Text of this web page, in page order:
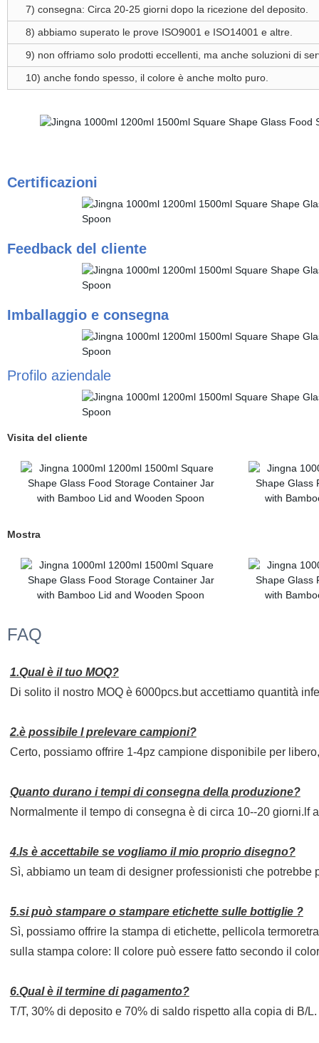
7) consegna: Circa 20-25 giorni dopo la ricezione del deposito.
8) abbiamo superato le prove ISO9001 e ISO14001 e altre.
9) non offriamo solo prodotti eccellenti, ma anche soluzioni di
10) anche fondo spesso, il colore è anche molto puro.
Certificazioni
Feedback del cliente
Imballaggio e consegna
Profilo aziendale
Visita del cliente
Mostra
FAQ
1.Qual è il tuo MOQ?
Di solito il nostro MOQ è 6000pcs.but accettiamo quantità
2.è possibile l prelevare campioni?
Certo, possiamo offrire 1-4pz campione disponibile per
Quanto durano i tempi di consegna della produzione?
Normalmente il tempo di consegna è di circa 10--20 giorni.lf
4.ls è accettabile se vogliamo il mio proprio disegno?
Sì, abbiamo un team di designer professionisti che potrebbe
5.si può stampare o stampare etichette sulle bottiglie ?
Sì, possiamo offrire la stampa di etichette, pellicola
sulla stampa colore: Il colore può essere fatto secondo il
6.Qual è il termine di pagamento?
T/T, 30% di deposito e 70% di saldo rispetto alla copia di B/L.